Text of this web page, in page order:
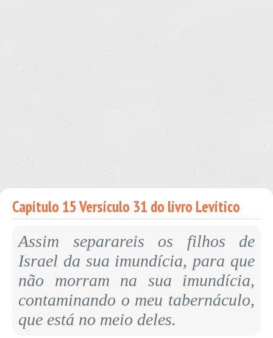
Capítulo 15 Versículo 31 do livro Levítico
Assim separareis os filhos de
Israel da sua imundícia, para que
não morram na sua imundícia,
contaminando o meu tabernáculo,
que está no meio deles.